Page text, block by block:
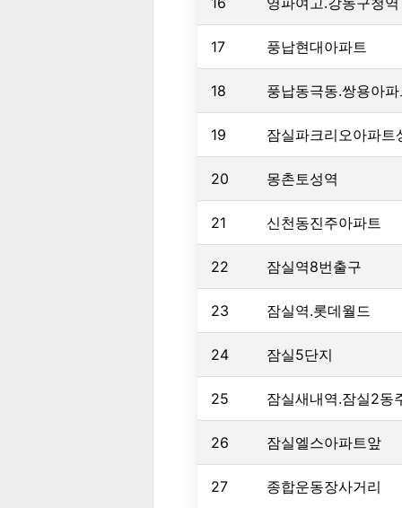
17 풍납현대아파트
18 풍납동극동.쌍용아
19 잠실파크리오아파트
20 몽촌토성역
21 신천동진주아파트
22 잠실역8번출구
23 잠실역.롯데월드
24 잠실5단지
25 잠실새내역.잠실2동
26 잠실엘스아파트앞
27 종합운동장사거리